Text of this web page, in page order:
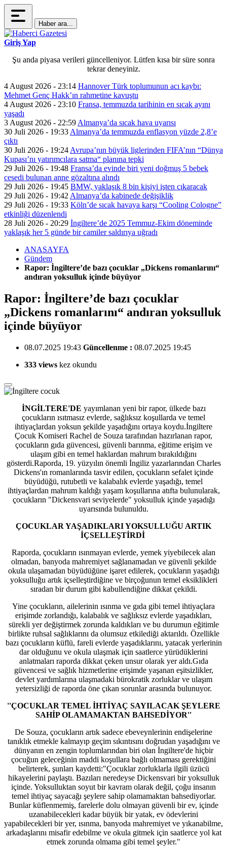
Haber ara...
Giriş Yap
Şu anda piyasa verileri güncelleniyor. Lütfen kısa bir süre sonra
tekrar deneyiniz.
4 August 2026 - 23:14 Hannover Türk toplumunun acı kaybı:
Mehmet Genç Hakk’ın rahmetine kavuştu
4 August 2026 - 23:10 Fransa, temmuzda tarihinin en sıcak ayını
yaşadı
3 August 2026 - 22:59 Almanya’da sıcak hava uyarısı
30 Juli 2026 - 19:33 Almanya’da temmuzda enflasyon yüzde 2,8’e
çıktı
30 Juli 2026 - 19:24 Avrupa’nın büyük liglerinden FIFA’nın “Dünya
Kupası’nı yatırımcılara satma“ planına tepki
29 Juli 2026 - 19:48 Fransa’da evinde biri yeni doğmuş 5 bebek
cesedi bulunan anne gözaltına alındı
29 Juli 2026 - 19:45 BMW, yaklaşık 8 bin kişiyi işten çıkaracak
29 Juli 2026 - 19:42 Almanya’da kabinede değişiklik
29 Juli 2026 - 19:33 Köln’de sıcak havaya karşı “Cooling Cologne”
etkinliği düzenlendi
28 Juli 2026 - 20:29 İngiltere’de 2025 Temmuz-Ekim döneminde
yaklaşık her 5 günde bir camiler saldırıya uğradı
ANASAYFA
Gündem
Rapor: İngiltere’de bazı çocuklar „Dickens romanlarını“
andıran yoksulluk içinde büyüyor
Rapor: İngiltere’de bazı çocuklar
„Dickens romanlarını“ andıran yoksulluk
içinde büyüyor
08.07.2025 19:43 Güncellenme : 08.07.2025 19:45
333 views kez okundu
İNGİLTERE'DE yayımlanan yeni bir rapor, ülkede bazı
çocukların ısıtmasız evlerde, sağlıksız koşullarda ve temel
ihtiyaçlardan yoksun şekilde yaşadığını ortaya koydu.İngiltere
Çocuk Komiseri Rachel de Souza tarafından hazırlanan rapor,
çocukların gıda güvencesi, güvenli barınma, eğitime erişim ve
ulaşım gibi en temel haklardan mahrum bırakıldığını
gösterdi.Raporda, 19. yüzyılın önemli İngiliz yazarlarından Charles
Dickens'ın romanlarında tasvir edilen, çocukların sefalet içinde
büyüdüğü, rutubetli ve kalabalık evlerde yaşadığı, temel
ihtiyaçlardan mahrum kaldığı yaşam koşullarına atıfta bulunularak,
çocukların "Dickensvari seviyelerde" yoksulluk içinde yaşadığı
uyarısında bulunuldu.
ÇOCUKLAR YAŞADIKLARI YOKSULLUĞU ARTIK
İÇSELLEŞTİRDİ
Raporda, çocukların ısınmayan evlerde, yemek yiyebilecek alan
olmadan, banyoda mahremiyet sağlanamadan ve güvenli şekilde
okula ulaşamadan büyüdüğüne işaret edilerek, çocukların yaşadığı
yoksulluğu artık içselleştirdiğine ve birçoğunun temel eksiklikleri
sıradan bir durum gibi kabullendiğine dikkat çekildi.
Yine çocukların, ailelerinin ısınma ve gıda gibi temel ihtiyaçlara
erişimde zorlandığı, kalabalık ve sağlıksız evlerde yaşadıkları,
sürekli yer değiştirmek zorunda kaldıkları ve bu durumun eğitimle
birlikte ruhsal sağlıklarını da olumsuz etkilediği aktarıldı. Özellikle
bazı çocukların küflü, fareli evlerde yaşadıklarını, yatacak yerlerinin
dar olduğunu ve okula ulaşmak için saatlerce yürüdüklerini
anlatmaları raporda dikkat çeken unsur olarak yer aldı.Gıda
güvencesi ve sağlık hizmetlerine erişimde yaşanan eşitsizlikler,
devlet yardımlarına ulaşmadaki bürokratik zorluklar ve ulaşım
yetersizliği de raporda öne çıkan sorunlar arasında bulunuyor.
''ÇOCUKLAR TEMEL İHTİYAÇ SAYILACAK ŞEYLERE
SAHİP OLAMAMAKTAN BAHSEDİYOR''
De Souza, çocukların artık sadece ebeveynlerinin endişelerine
tanıklık etmekle kalmayıp geçim sıkıntısını doğrudan yaşadığını ve
dünyanın en zengin toplumlarından biri olan İngiltere'de hiçbir
çocuğun geleceğinin maddi koşullara bağlı olmaması gerektiğini
belirterek, şunları kaydetti:"Çocuklar zorluklarla ilgili üzücü
hikayelerini paylaştı. Bazıları neredeyse Dickensvari bir yoksulluk
içinde. Yoksulluktan soyut bir kavram olarak değil, çoğu insanın
temel ihtiyaç sayacağı şeylere sahip olamamaktan bahsediyorlar.
Bunlar küflenmemiş, farelerle dolu olmayan güvenli bir ev, içinde
uzanabilecekleri kadar büyük bir yatak, ev ödevlerini
yapabilecekleri bir yer, ısınma, banyoda mahremiyet ve yıkanabilme,
arkadaşlarını misafir edebilme ve okula gitmek için saatlerce yol kat
etmek zorunda olmama gibi temel şeyler."